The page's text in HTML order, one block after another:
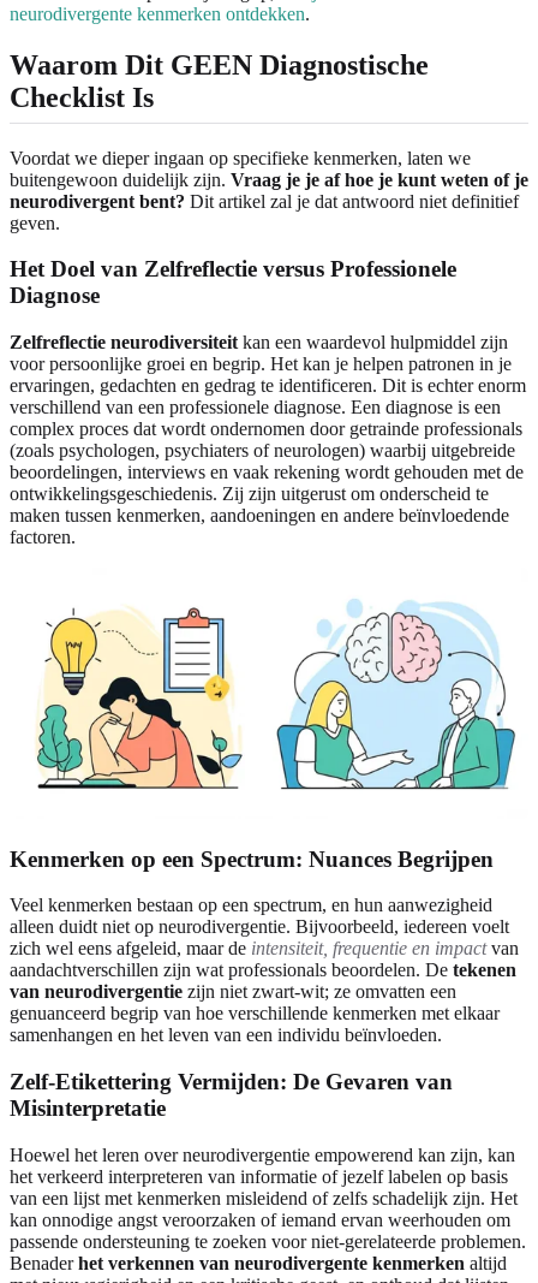
neurodivergente kenmerken ontdekken.
Waarom Dit GEEN Diagnostische
Checklist Is
Voordat we dieper ingaan op specifieke kenmerken, laten we
buitengewoon duidelijk zijn. Vraag je je af hoe je kunt weten of je
neurodivergent bent? Dit artikel zal je dat antwoord niet definitief
geven.
Het Doel van Zelfreflectie versus Professionele
Diagnose
Zelfreflectie neurodiversiteit kan een waardevol hulpmiddel zijn
voor persoonlijke groei en begrip. Het kan je helpen patronen in je
ervaringen, gedachten en gedrag te identificeren. Dit is echter enorm
verschillend van een professionele diagnose. Een diagnose is een
complex proces dat wordt ondernomen door getrainde professionals
(zoals psychologen, psychiaters of neurologen) waarbij uitgebreide
beoordelingen, interviews en vaak rekening wordt gehouden met de
ontwikkelingsgeschiedenis. Zij zijn uitgerust om onderscheid te
maken tussen kenmerken, aandoeningen en andere beïnvloedende
factoren.
Kenmerken op een Spectrum: Nuances Begrijpen
Veel kenmerken bestaan op een spectrum, en hun aanwezigheid
alleen duidt niet op neurodivergentie. Bijvoorbeeld, iedereen voelt
zich wel eens afgeleid, maar de intensiteit, frequentie en impactvan
aandachtverschillen zijn wat professionals beoordelen. De tekenen
van neurodivergentie zijn niet zwart-wit; ze omvatten een
genuanceerd begrip van hoe verschillende kenmerken met elkaar
samenhangen en het leven van een individu beïnvloeden.
Zelf-Etikettering Vermijden: De Gevaren van
Misinterpretatie
Hoewel het leren over neurodivergentie empowerend kan zijn, kan
het verkeerd interpreteren van informatie of jezelf labelen op basis
van een lijst met kenmerken misleidend of zelfs schadelijk zijn. Het
kan onnodige angst veroorzaken of iemand ervan weerhouden om
passende ondersteuning te zoeken voor niet-gerelateerde problemen.
Benaderhet verkennen van neurodivergente kenmerken altijd